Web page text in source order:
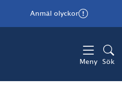
Anmäl olyckor
Meny Sök